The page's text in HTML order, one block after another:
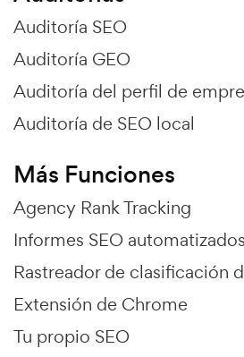
Auditoría SEO
Auditoría GEO
Auditoría del perfil de
Auditoría de SEO local
Más Funciones
Agency Rank Tracking
Informes SEO automatizados
Rastreador de clasificación
Extensión de Chrome
Tu propio SEO